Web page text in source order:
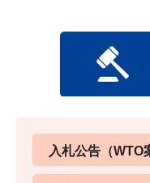
入札公告（WTO